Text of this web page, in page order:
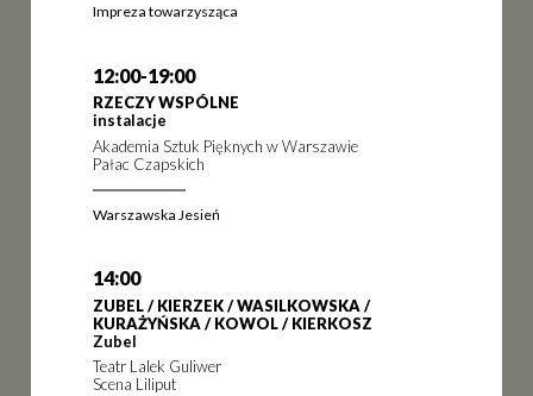
Impreza towarzysząca
12:00-19:00
RZECZY WSPÓLNE
instalacje
Akademia Sztuk Pięknych w Warszawie
Pałac Czapskich
Warszawska Jesień
14:00
ZUBEL / KIERZEK / WASILKOWSKA /
KURAŻYŃSKA / KOWOL / KIERKOSZ
Zubel
Teatr Lalek Guliwer
Scena Liliput